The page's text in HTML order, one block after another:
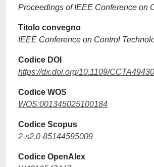
Proceedings of IEEE Conference on
Titolo convegno
IEEE Conference on Control
Codice DOI
https://dx.doi.org/10.1109/
Codice WOS
WOS:001345025100184
Codice Scopus
2-s2.0-85144595009
Codice OpenAlex